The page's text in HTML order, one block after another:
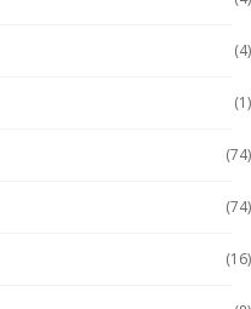
(4)
(1)
(74)
(74)
(16)